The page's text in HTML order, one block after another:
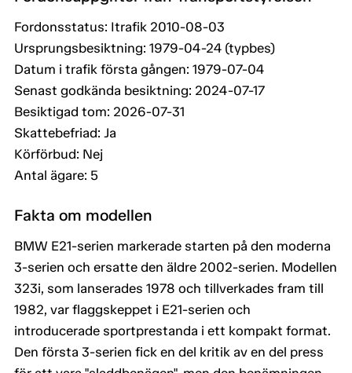
Fordonsstatus: Itrafik 2010-08-03
Ursprungsbesiktning: 1979-04-24 (typbes)
Datum i trafik första gången: 1979-07-04
Senast godkända besiktning: 2024-07-17
Besiktigad tom: 2026-07-31
Skattebefriad: Ja
Körförbud: Nej
Antal ägare: 5
Fakta om modellen
BMW E21-serien markerade starten på den moderna
3-serien och ersatte den äldre 2002-serien. Modellen
323i, som lanserades 1978 och tillverkades fram till
1982, var flaggskeppet i E21-serien och
introducerade sportprestanda i ett kompakt format.
Den första 3-serien fick en del kritik av en del press